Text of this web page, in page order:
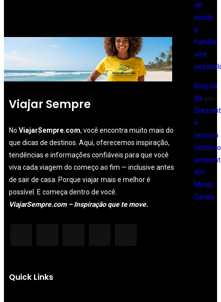
de
saúde
e
família
vive
blog da
lila em
é
tesouro
histórico
em
Minas
Gerais
Viajar Sempre
No ViajarSempre.com, você encontra muito mais do
que dicas de destinos. Aqui, oferecemos inspiração,
tendências e informações confiáveis para que você
viva cada viagem do começo ao fim — inclusive antes
de sair de casa. Porque viajar mais e melhor é
possível. E começa dentro de você.
ViajarSempre.com – Inspiração que te move.
Quick Links